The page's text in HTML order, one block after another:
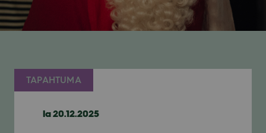
TAPAHTUMA
la 20.12.2025